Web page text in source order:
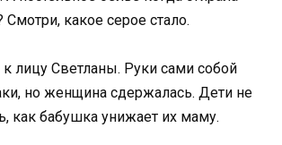
Смотри, какое серое стало.
лицу Светланы. Руки сами собой
но женщина сдержалась. Дети не
как бабушка унижает их маму.